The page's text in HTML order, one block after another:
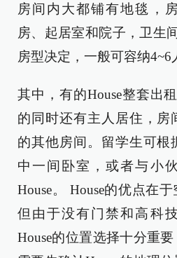
房间内大都铺有地毯，
房、起居室和院子，卫生
房型决定，一般可容纳4~6
其中，有的House整套出
的同时还有主人居住，房
的其他房间。留学生可根
中一间卧室，或者与小
House。 House的优点在
但由于没有门禁和高科
House的位置选择十分重